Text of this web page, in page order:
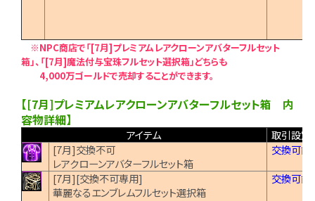
※NPC商店で「[7月]プレミアムレアクローンアバターフルセット
箱」、「[7月]魔法付与宝珠フルセット選択箱」どちらも
4,000万ゴールドで売却することができます。
【[7月]プレミアムレアクローンアバターフルセット箱 内
容物詳細】
アイテム
取引設定
[7月]交換不可
レアクローンアバターフルセット箱
交換可能
[7月][交換不可専用]
華麗なるエンブレムフルセット選択箱
交換可能